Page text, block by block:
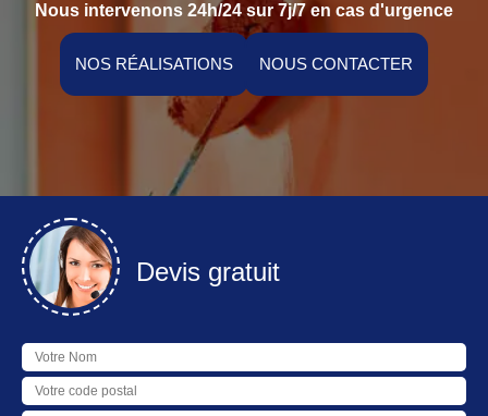
Nous intervenons 24h/24 sur 7j/7 en cas d'urgence
NOS RÉALISATIONS NOUS CONTACTER
Devis gratuit